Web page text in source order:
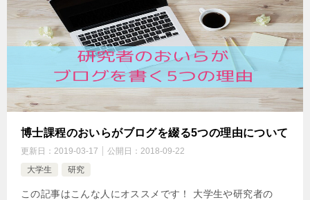
博士課程のおいらがブログを綴る5つの理由について
更新日： 2019-03-17 公開日： 2018-09-22
大学生
研究
この記事はこんな人にオススメです！ 大学生や研究者の